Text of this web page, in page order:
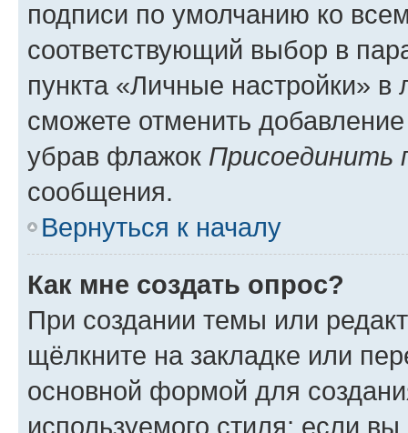
подписи по умолчанию ко
соответствующий выбор в
пункта «Личные настройки»
сможете отменить
убрав флажок Присоединить
сообщения.
Вернуться к началу
Как мне создать опрос?
При создании темы или
щёлкните на закладке или
основной формой для
используемого стиля; если